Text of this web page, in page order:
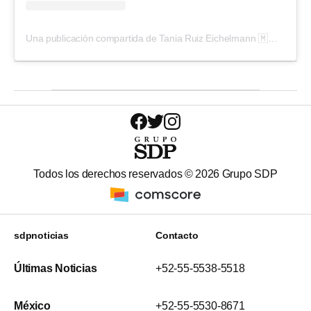
Una publicación compartida de Tania Ruiz Eichelmann 🇲🇽 (@taniaruize)
Todos los derechos reservados © 2026 Grupo SDP
sdpnoticias
Últimas Noticias
México
Contacto
+52-55-5538-5518
+52-55-5530-8671